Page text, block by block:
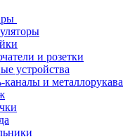
и розетки
устройства
каналы и металлорукава